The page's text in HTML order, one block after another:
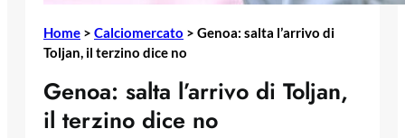
Home > Calciomercato > Genoa: salta l’arrivo di
Toljan, il terzino dice no
Genoa: salta l’arrivo di Toljan,
il terzino dice no